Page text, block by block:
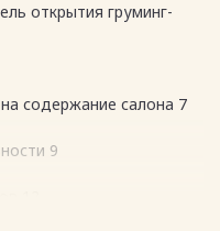
открытия груминг-
содержание салона 7
9